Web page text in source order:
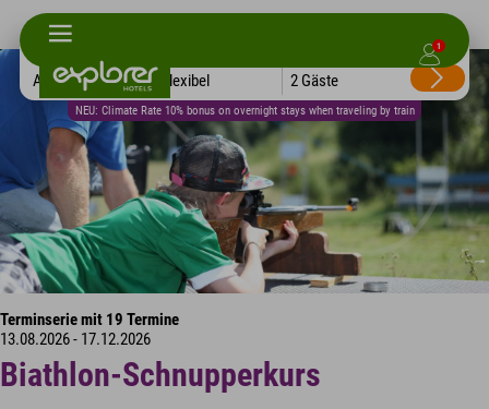
1
NEU: Climate Rate 10% bonus on overnight stays when traveling by train
Alle Hotels Flexibel 2 Gäste
Terminserie mit 19 Termine
13.08.2026 - 17.12.2026
Biathlon-Schnupperkurs